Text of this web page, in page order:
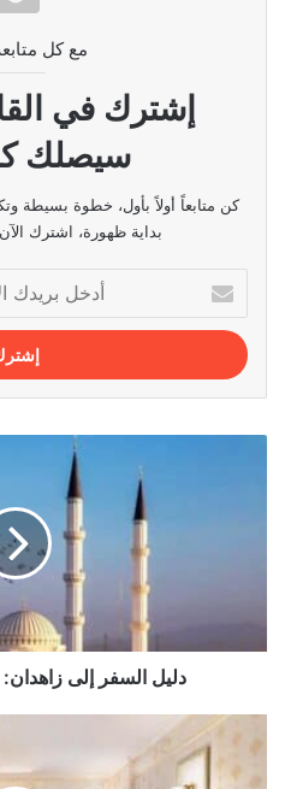
مع كل
إشترك في
سيصلك
كن متابعاً أولاً بأول، خطوة بسيطة
بداية ظهورة، اشترك
بريدك
الإلكتروني
دليل السفر إلى
فنادق
في